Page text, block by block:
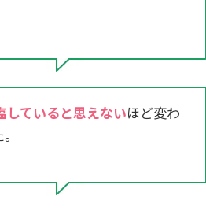
していると思えないほど変わ